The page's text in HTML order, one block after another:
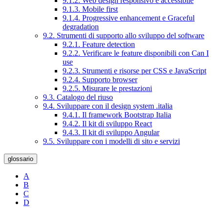
9.1.3. Mobile first
9.1.4. Progressive enhancement e Graceful
degradation
9.2. Strumenti di supporto allo sviluppo del software
9.2.1. Feature detection
9.2.2. Verificare le feature disponibili con Can I
use
9.2.3. Strumenti e risorse per CSS e JavaScript
9.2.4. Supporto browser
9.2.5. Misurare le prestazioni
9.3. Catalogo del riuso
9.4. Sviluppare con il design system .italia
9.4.1. Il framework Bootstrap Italia
9.4.2. Il kit di sviluppo React
9.4.3. Il kit di sviluppo Angular
9.5. Sviluppare con i modelli di sito e servizi
glossario
A
B
C
D